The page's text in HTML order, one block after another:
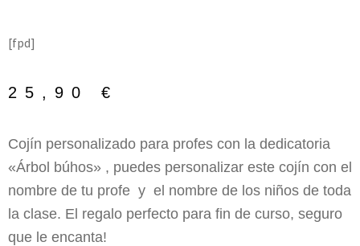
[fpd]
25,90 €
Cojín personalizado para profes con la dedicatoria
«Árbol búhos» , puedes personalizar este cojín con el
nombre de tu profe y el nombre de los niños de toda
la clase. El regalo perfecto para fin de curso, seguro
que le encanta!